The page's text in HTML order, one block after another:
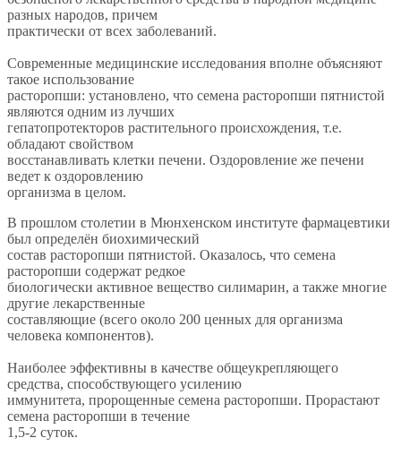
разных народов, причем
практически от всех заболеваний.
Современные медицинские исследования вполне объясняют
такое использование
расторопши: установлено, что семена расторопши пятнистой
являются одним из лучших
гепатопротекторов растительного происхождения, т.е.
обладают свойством
восстанавливать клетки печени. Оздоровление же печени
ведет к оздоровлению
организма в целом.
В прошлом столетии в Мюнхенском институте фармацевтики
был определён биохимический
состав расторопши пятнистой. Оказалось, что семена
расторопши содержат редкое
биологически активное вещество силимарин, а также многие
другие лекарственные
составляющие (всего около 200 ценных для организма
человека компонентов).
Наиболее эффективны в качестве общеукрепляющего
средства, способствующего усилению
иммунитета, пророщенные семена расторопши. Прорастают
семена расторопши в течение
1,5-2 суток.